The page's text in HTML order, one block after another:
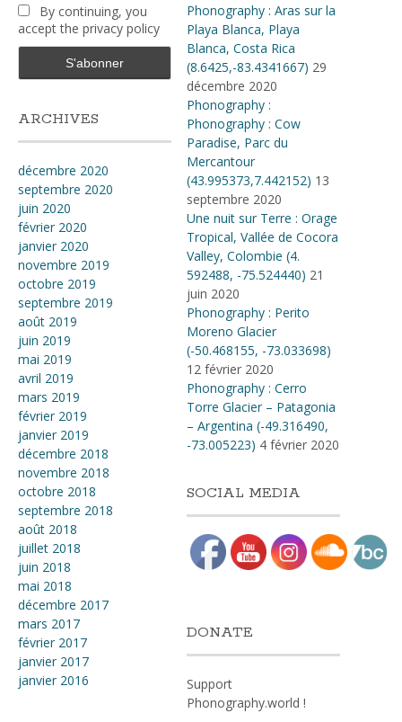
By continuing, you
accept the privacy policy
ARCHIVES
décembre 2020
septembre 2020
juin 2020
février 2020
janvier 2020
novembre 2019
octobre 2019
septembre 2019
août 2019
juin 2019
mai 2019
avril 2019
mars 2019
février 2019
janvier 2019
décembre 2018
novembre 2018
octobre 2018
septembre 2018
août 2018
juillet 2018
juin 2018
mai 2018
décembre 2017
mars 2017
février 2017
janvier 2017
janvier 2016
Phonography : Aras sur la
Playa Blanca, Playa
Blanca, Costa Rica
(8.6425,-83.4341667) 29
décembre 2020
Phonography :
Phonography : Cow
Paradise, Parc du
Mercantour
(43.995373,7.442152) 13
septembre 2020
Une nuit sur Terre : Orage
Tropical, Vallée de Cocora
Valley, Colombie (4​.​
592488, -75​.​524440) 21
juin 2020
Phonography : Perito
Moreno Glacier
(-50.468155, -73.033698)
12 février 2020
Phonography : Cerro
Torre Glacier – Patagonia
– Argentina (-49.316490,
-73.005223) 4 février 2020
SOCIAL MEDIA
DONATE
Support
Phonography.world !